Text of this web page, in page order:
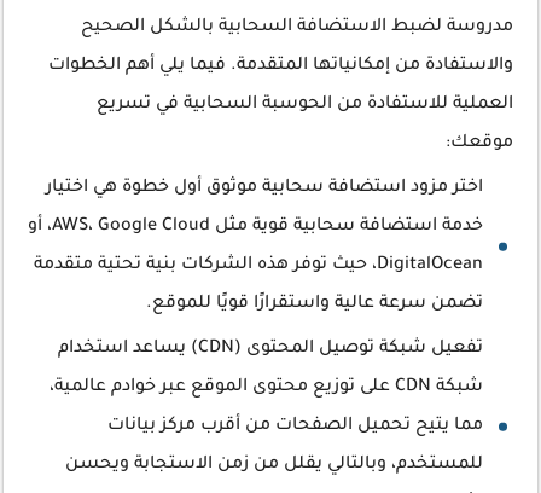
مدروسة لضبط الاستضافة السحابية بالشكل الصحيح
والاستفادة من إمكانياتها المتقدمة. فيما يلي أهم الخطوات
العملية للاستفادة من الحوسبة السحابية في تسريع
موقعك:
اختر مزود استضافة سحابية موثوق أول خطوة هي اختيار
خدمة استضافة سحابية قوية مثل AWS، Google Cloud، أو
DigitalOcean، حيث توفر هذه الشركات بنية تحتية متقدمة
تضمن سرعة عالية واستقرارًا قويًا للموقع.
تفعيل شبكة توصيل المحتوى (CDN) يساعد استخدام
شبكة CDN على توزيع محتوى الموقع عبر خوادم عالمية،
مما يتيح تحميل الصفحات من أقرب مركز بيانات
للمستخدم، وبالتالي يقلل من زمن الاستجابة ويحسن